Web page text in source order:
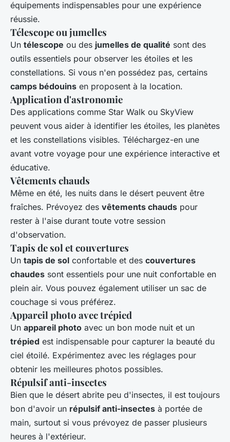
équipements indispensables pour une expérience
réussie.
Télescope ou jumelles
Un télescope ou des jumelles de qualité sont des
outils essentiels pour observer les étoiles et les
constellations. Si vous n'en possédez pas, certains
camps bédouins en proposent à la location.
Application d'astronomie
Des applications comme Star Walk ou SkyView
peuvent vous aider à identifier les étoiles, les planètes
et les constellations visibles. Téléchargez-en une
avant votre voyage pour une expérience interactive et
éducative.
Vêtements chauds
Même en été, les nuits dans le désert peuvent être
fraîches. Prévoyez des vêtements chauds pour
rester à l'aise durant toute votre session
d'observation.
Tapis de sol et couvertures
Un tapis de sol confortable et des couvertures
chaudes sont essentiels pour une nuit confortable en
plein air. Vous pouvez également utiliser un sac de
couchage si vous préférez.
Appareil photo avec trépied
Un appareil photo avec un bon mode nuit et un
trépied est indispensable pour capturer la beauté du
ciel étoilé. Expérimentez avec les réglages pour
obtenir les meilleures photos possibles.
Répulsif anti-insectes
Bien que le désert abrite peu d'insectes, il est toujours
bon d'avoir un répulsif anti-insectes à portée de
main, surtout si vous prévoyez de passer plusieurs
heures à l'extérieur.